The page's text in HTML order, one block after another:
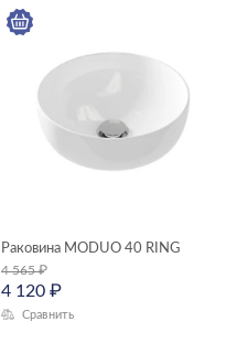
Раковина MODUO 40 RING
4 565₽
4 120 ₽
Сравнить